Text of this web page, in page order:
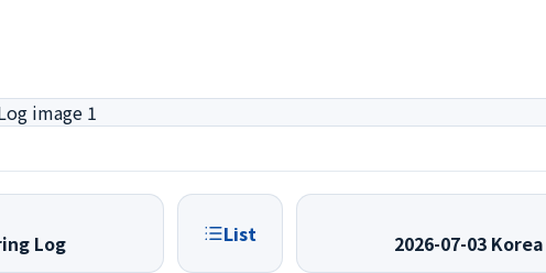
Log List 2026-07-03